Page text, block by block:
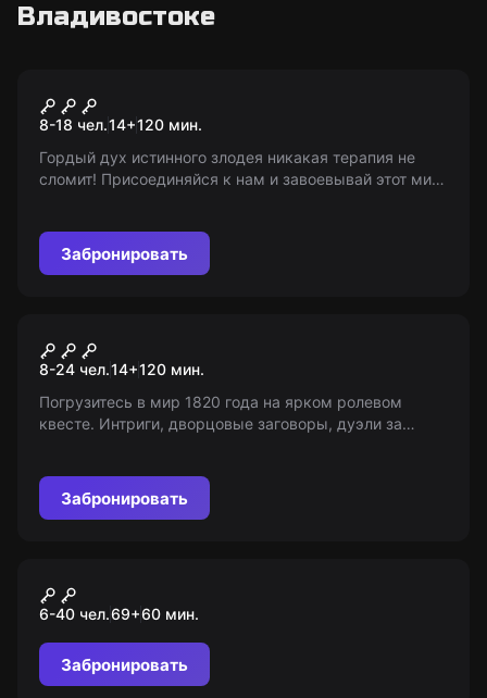
Владивостоке
Психушка
8-18 чел.14+120 мин.
Гордый дух истинного злодея никакая терапия не
сломит! Присоединяйся к нам и завоевывай этот мир,
Забронировать
Карты, деньги, два гусара
8-24 чел.14+120 мин.
Погрузитесь в мир 1820 года на ярком ролевом
квесте. Интриги, дворцовые заговоры, дуэли за
империя!
Забронировать
Два королевства
6-40 чел.69+60 мин.
Забронировать